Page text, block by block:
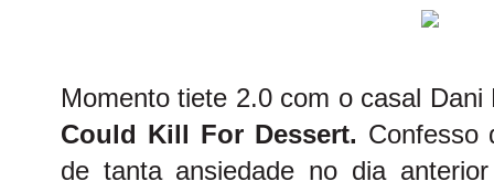
Momento tiete 2.0 com o casal
Could Kill For Dessert. Confesso
de tanta ansiedade no dia